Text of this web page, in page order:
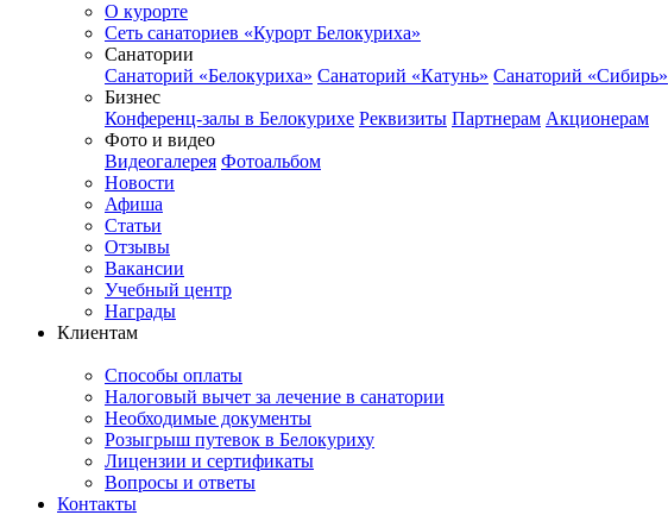
О курорте
Сеть санаториев «Курорт Белокуриха»
Санатории
Санаторий «Белокуриха» Санаторий «Катунь» Санаторий «Сибирь»
Бизнес
Конференц-залы в Белокурихе Реквизиты Партнерам Акционерам
Фото и видео
Видеогалерея Фотоальбом
Новости
Афиша
Статьи
Отзывы
Вакансии
Учебный центр
Награды
Клиентам
Способы оплаты
Налоговый вычет за лечение в санатории
Необходимые документы
Розыгрыш путевок в Белокуриху
Лицензии и сертификаты
Вопросы и ответы
Контакты